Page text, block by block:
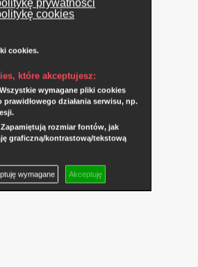
prywatności
cookies
cookies.
które akceptujesz:
wymagane pliki cookies
prawidłowego działania serwisu, np.
Zapamiętują rozmiar fontów, jak
graficzną/kontrastową/tekstową
wymagane Akceptuję